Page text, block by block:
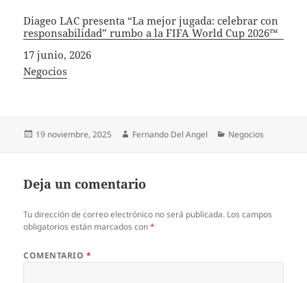
Diageo LAC presenta “La mejor jugada: celebrar con
responsabilidad” rumbo a la FIFA World Cup 2026™
Fecha
17 junio, 2026
In relation to
Negocios
Publicado
19 noviembre, 2025 Autor
Fernando Del Angel Categorías
Negocios
Deja un comentario
Tu dirección de correo electrónico no será publicada. Los campos
obligatorios están marcados con*
COMENTARIO *